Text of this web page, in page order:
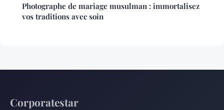
Photographe de mariage musulman : immortalisez
vos traditions avec soin
Corporatestar